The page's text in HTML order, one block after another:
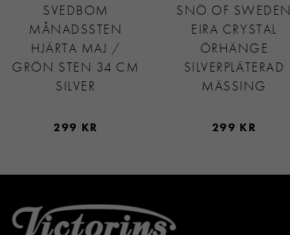
SVEDBOM
MÅNADSSTEN
HJÄRTA MAJ /
GRÖN STEN 34 CM
SILVER
299 KR
SNÖ OF SWEDEN
EIRA CRYSTAL
ÖRHÄNGE
SILVERPLÄTERAD
MÄSSING
299 KR